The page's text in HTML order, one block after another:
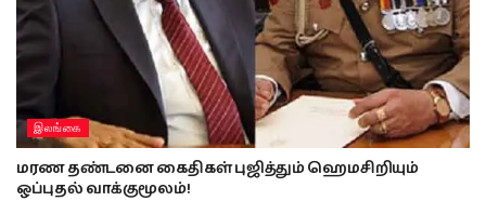
இலங்கை
மரண தண்டனை கைதிகள் புஜித்தும் ஹெமசிறியும்
ஒப்புதல் வாக்குமூலம்!